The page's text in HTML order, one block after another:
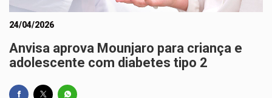
24/04/2026
Anvisa aprova Mounjaro para criança e
adolescente com diabetes tipo 2